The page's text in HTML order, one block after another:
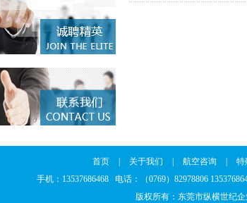
首页 关于我们 航空咨询 特
手机：13537686468 电话：（0769）82978806
版权所有：东莞市纵横世纪